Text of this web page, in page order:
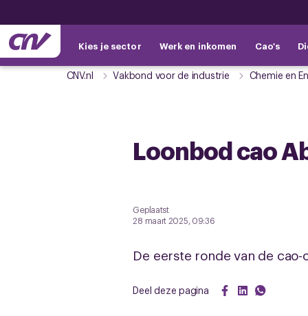
Kies je sector Werk en inkomen Cao's
CNV.nl Vakbond voor de industrie Chemie en
Loonbod cao
Geplaatst
28 maart 2025, 09:36
De eerste ronde van de
Deel deze pagina